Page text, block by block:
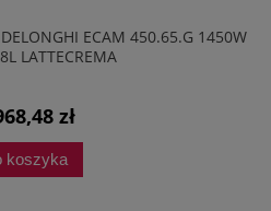
ECAM 450.65.G 1450W
LATTECREMA
zł
koszyka